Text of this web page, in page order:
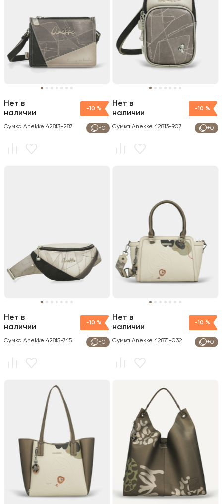
-10 %
+0
Нет в
наличии
Сумка Anekke 42813-287
-10 %
+0
Нет в
наличии
Сумка Anekke 42813-907
-10 %
+0
Нет в
наличии
Сумка Anekke 42815-745
-10 %
+0
Нет в
наличии
Сумка Anekke 42871-032